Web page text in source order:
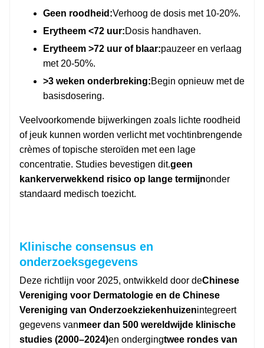
Geen roodheid:Verhoog de dosis met 10-20%.
Erytheem <72 uur:Dosis handhaven.
Erytheem >72 uur of blaar:pauzeer en verlaag
met 20-50%.
>3 weken onderbreking:Begin opnieuw met de
basisdosering.
Veelvoorkomende bijwerkingen zoals lichte roodheid
of jeuk kunnen worden verlicht met vochtinbrengende
crèmes of topische steroïden met een lage
concentratie. Studies bevestigen dit.geen
kankerverwekkend risico op lange termijnonder
standaard medisch toezicht.
Klinische consensus en
onderzoeksgegevens
Deze richtlijn voor 2025, ontwikkeld door deChinese
Vereniging voor Dermatologie en de Chinese
Vereniging van Onderzoekziekenhuizenintegreert
gegevens vanmeer dan 500 wereldwijde klinische
studies (2000–2024)en ondergingtwee rondes van